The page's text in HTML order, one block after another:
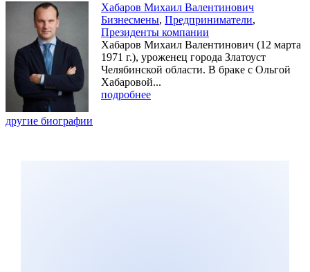
Хабаров Михаил Валентинович
Бизнесмены, Предприниматели,
Президенты компании
Хабаров Михаил Валентинович (12 марта
1971 г.), уроженец города Златоуст
Челябинской области. В браке с Ольгой
Хабаровой...
подробнее
другие биографии